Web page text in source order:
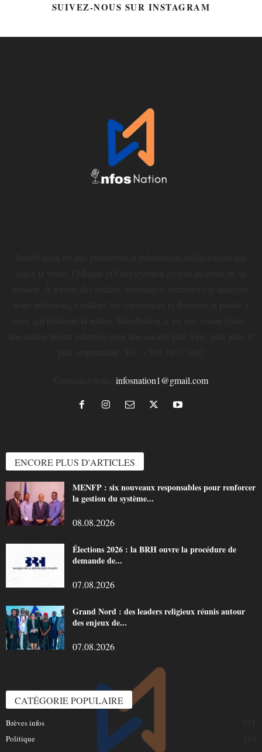
SUIVEZ-NOUS SUR INSTAGRAM
infosnation1@gmail.com
ENCORE PLUS D'ARTICLES
MENFP : six nouveaux responsables pour renforcer
la gestion du système...
08.08.2026
Élections 2026 : la BRH ouvre la procédure de
demande de...
07.08.2026
Grand Nord : des leaders religieux réunis autour
des enjeux de...
07.08.2026
CATÉGORIE POPULAIRE
Brèves infos
Politique